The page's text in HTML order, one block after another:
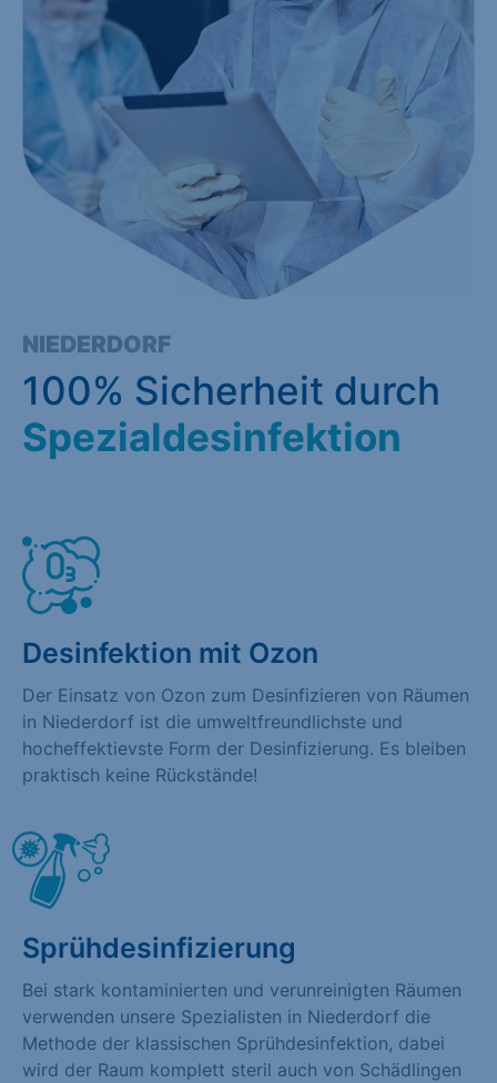
NIEDERDORF
100% Sicherheit durch
Spezialdesinfektion
Desinfektion mit Ozon
Der Einsatz von Ozon zum Desinfizieren von Räumen
in Niederdorf ist die umweltfreundlichste und
hocheffektievste Form der Desinfizierung. Es bleiben
praktisch keine Rückstände!
Sprühdesinfizierung
Bei stark kontaminierten und verunreinigten Räumen
verwenden unsere Spezialisten in Niederdorf die
Methode der klassischen Sprühdesinfektion, dabei
wird der Raum komplett steril auch von Schädlingen